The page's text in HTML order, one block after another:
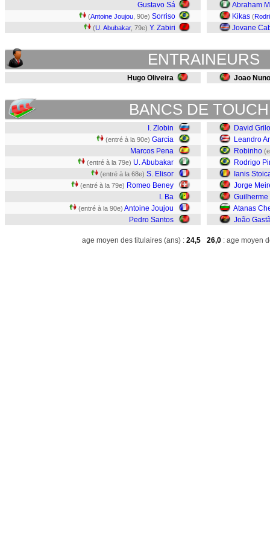
Gustavo Sá
(Antoine Joujou , 90e) Sorriso
(U. Abubakar, 79e) Y. Zabiri
Abraham
Kikas (
Jovane
ENTRAINEURS
Hugo Oliveira Joao Nuno
BANCS DE
I. Zlobin
(entré à la 90e) Garcia
Marcos Pena
(entré à la 79e) U. Abubakar
(entré à la 68e) S. Elisor
(entré à la 79e) Romeo Beney
I. Ba
(entré à la 90e) Antoine Joujou
Pedro Santos
David Grilo
Leandro
Robinho
Rodrigo
Ianis
Jorge
Guilherme
Atanas
João
age moyen des titulaires (ans) : 24,5 26,0 : age moyen